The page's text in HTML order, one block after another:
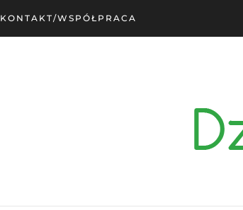
KONTAKT/WSPÓŁPRACA